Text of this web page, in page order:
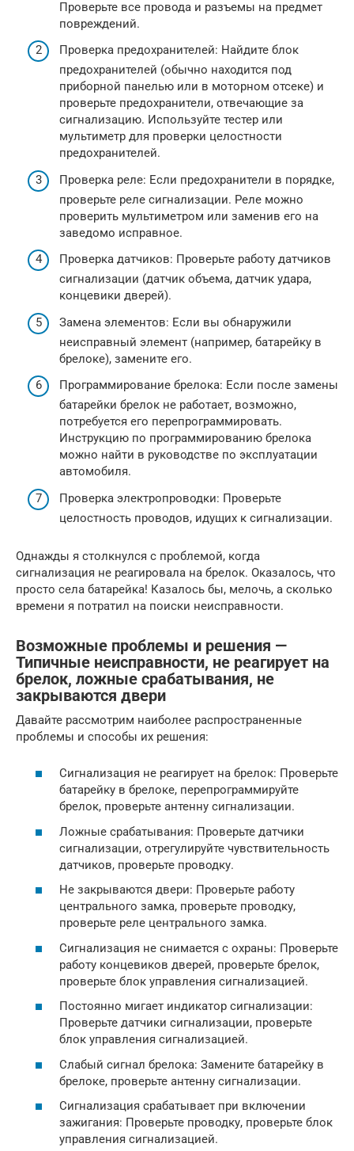
Проверьте все провода и разъемы на предмет
повреждений.
Проверка предохранителей: Найдите блок
предохранителей (обычно находится под
приборной панелью или в моторном отсеке) и
проверьте предохранители, отвечающие за
сигнализацию. Используйте тестер или
мультиметр для проверки целостности
предохранителей.
Проверка реле: Если предохранители в порядке,
проверьте реле сигнализации. Реле можно
проверить мультиметром или заменив его на
заведомо исправное.
Проверка датчиков: Проверьте работу датчиков
сигнализации (датчик объема, датчик удара,
концевики дверей).
Замена элементов: Если вы обнаружили
неисправный элемент (например, батарейку в
брелоке), замените его.
Программирование брелока: Если после замены
батарейки брелок не работает, возможно,
потребуется его перепрограммировать.
Инструкцию по программированию брелока
можно найти в руководстве по эксплуатации
автомобиля.
Проверка электропроводки: Проверьте
целостность проводов, идущих к сигнализации.
Однажды я столкнулся с проблемой, когда
сигнализация не реагировала на брелок. Оказалось, что
просто села батарейка! Казалось бы, мелочь, а сколько
времени я потратил на поиски неисправности.
Возможные проблемы и решения —
Типичные неисправности, не реагирует на
брелок, ложные срабатывания, не
закрываются двери
Давайте рассмотрим наиболее распространенные
проблемы и способы их решения:
Сигнализация не реагирует на брелок: Проверьте
батарейку в брелоке, перепрограммируйте
брелок, проверьте антенну сигнализации.
Ложные срабатывания: Проверьте датчики
сигнализации, отрегулируйте чувствительность
датчиков, проверьте проводку.
Не закрываются двери: Проверьте работу
центрального замка, проверьте проводку,
проверьте реле центрального замка.
Сигнализация не снимается с охраны: Проверьте
работу концевиков дверей, проверьте брелок,
проверьте блок управления сигнализацией.
Постоянно мигает индикатор сигнализации:
Проверьте датчики сигнализации, проверьте
блок управления сигнализацией.
Слабый сигнал брелока: Замените батарейку в
брелоке, проверьте антенну сигнализации.
Сигнализация срабатывает при включении
зажигания: Проверьте проводку, проверьте блок
управления сигнализацией.